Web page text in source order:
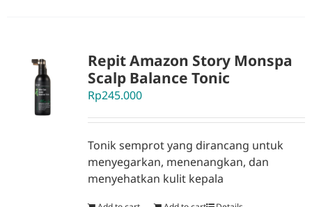
Repit Amazon Story Monspa
Scalp Balance Tonic
Rp245.000
Tonik semprot yang dirancang untuk
menyegarkan, menenangkan, dan
menyehatkan kulit kepala